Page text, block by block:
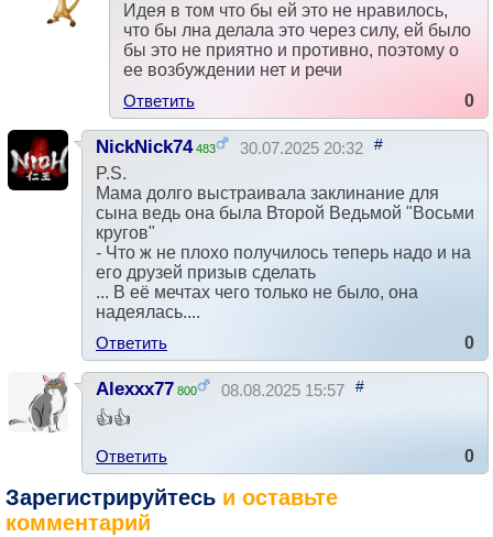
Идея в том что бы ей это не нравилось,
что бы лна делала это через силу, ей было
бы это не приятно и противно, поэтому о
ее возбуждении нет и речи
Ответить
0
NickNick74 483 30.07.2025 20:32 #
P.S.
Мама долго выстраивала заклинание для
сына ведь она была Второй Ведьмой "Восьми
кругов"
- Что ж не плохо получилось теперь надо и на
его друзей призыв сделать
... В её мечтах чего только не было, она
надеялась....
Ответить
0
Alexxx77 800 08.08.2025 15:57 #
👍👍
Ответить
0
Зарегистрируйтесь и оставьте
комментарий